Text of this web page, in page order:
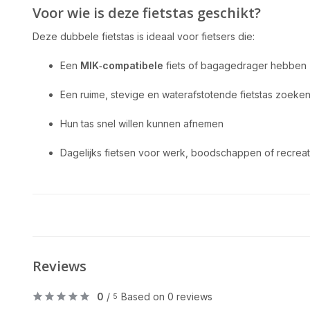
Voor wie is deze fietstas geschikt?
Deze dubbele fietstas is ideaal voor fietsers die:
Een MIK‑compatibele fiets of bagagedrager hebben
Een ruime, stevige en waterafstotende fietstas zoeken
Hun tas snel willen kunnen afnemen
Dagelijks fietsen voor werk, boodschappen of
Reviews
0 / 5 Based on 0 reviews